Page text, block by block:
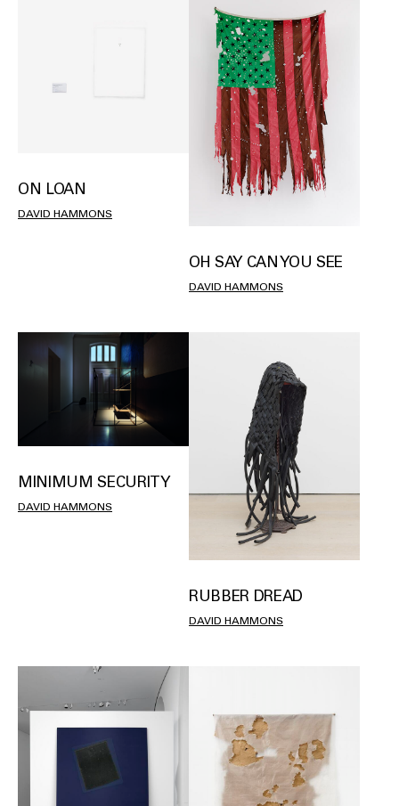
ON LOAN
DAVID HAMMONS
OH SAY CAN YOU SEE
DAVID HAMMONS
MINIMUM SECURITY
DAVID HAMMONS
RUBBER DREAD
DAVID HAMMONS